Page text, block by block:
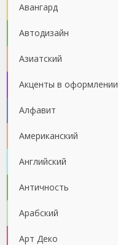
Авангард
Автодизайн
Азиатский
Акценты в оформлении
Алфавит
Американский
Английский
Античность
Арабский
Арт Деко